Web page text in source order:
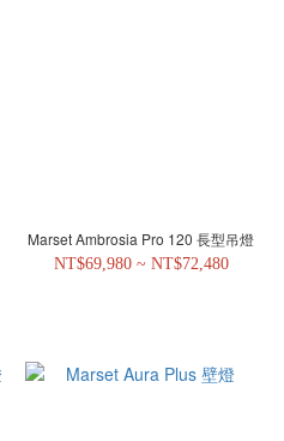
Marset Ambrosia Pro 120 長型吊燈
NT$69,980 ~ NT$72,480